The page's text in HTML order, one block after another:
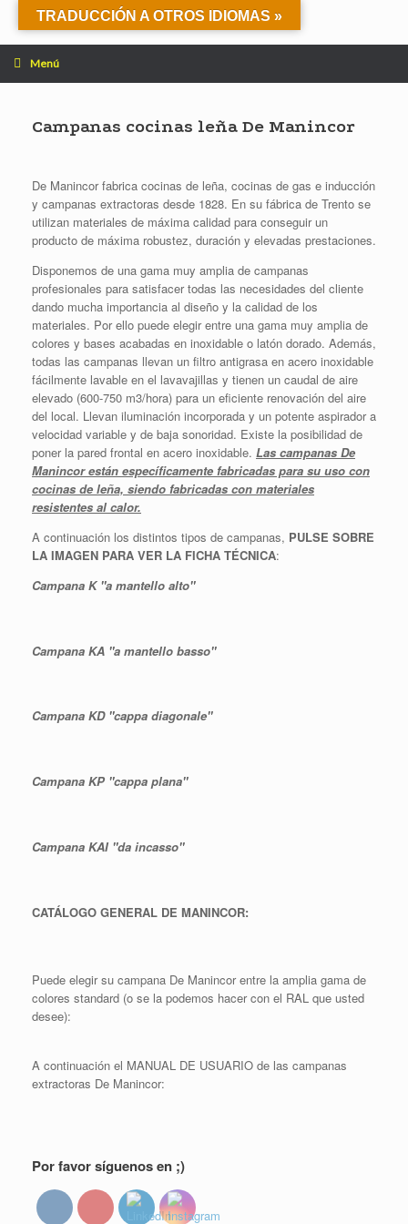
contenido
Menú
Campanas cocinas leña De Manincor
De Manincor fabrica cocinas de leña, cocinas de gas e inducción
y campanas extractoras desde 1828. En su fábrica de Trento se
utilizan materiales de máxima calidad para conseguir un
producto de máxima robustez, duración y elevadas prestaciones.
Disponemos de una gama muy amplia de campanas
profesionales para satisfacer todas las necesidades del cliente
dando mucha importancia al diseño y la calidad de los
materiales. Por ello puede elegir entre una gama muy amplia de
colores y bases acabadas en inoxidable o latón dorado. Además,
todas las campanas llevan un filtro antigrasa en acero inoxidable
fácilmente lavable en el lavavajillas y tienen un caudal de aire
elevado (600-750 m3/hora) para un eficiente renovación del aire
del local. Llevan iluminación incorporada y un potente aspirador a
velocidad variable y de baja sonoridad. Existe la posibilidad de
poner la pared frontal en acero inoxidable. Las campanas De
Manincor están específicamente fabricadas para su uso con
cocinas de leña, siendo fabricadas con materiales
resistentes al calor.
A continuación los distintos tipos de campanas, PULSE SOBRE
LA IMAGEN PARA VER LA FICHA TÉCNICA:
Campana K "a mantello alto"
Campana KA "a mantello basso"
Campana KD "cappa diagonale"
Campana KP "cappa plana"
Campana KAI "da incasso"
CATÁLOGO GENERAL DE MANINCOR:
Puede elegir su campana De Manincor entre la amplia gama de
colores standard (o se la podemos hacer con el RAL que usted
desee):
A continuación el MANUAL DE USUARIO de las campanas
extractoras De Manincor:
Por favor síguenos en ;)
TRADUCCIÓN A OTROS IDIOMAS »